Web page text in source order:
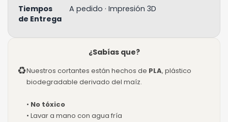
Tiempos
de Entrega
A pedido · Impresión 3D
¿Sabías que?
♻Nuestros cortantes están hechos de PLA, plástico
biodegradable derivado del maíz.
• No tóxico
• Lavar a mano con agua fría